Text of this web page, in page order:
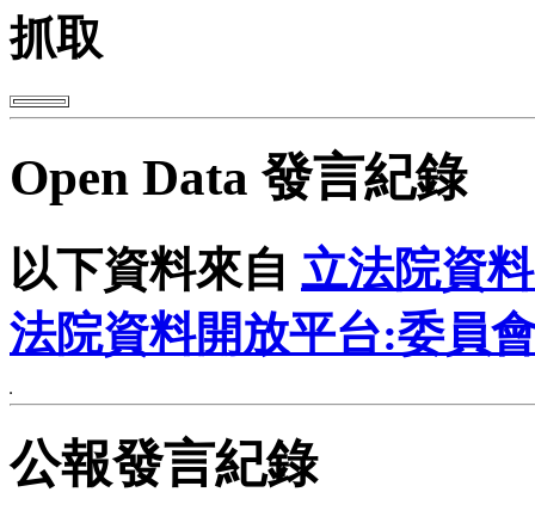
抓取
Open Data 發言紀錄
以下資料來自 立法院資
法院資料開放平台:委員
公報發言紀錄